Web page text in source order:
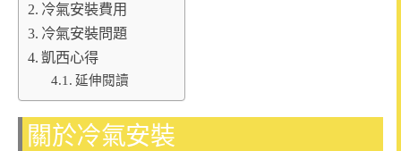
冷氣安裝費用
冷氣安裝問題
凱西心得
延伸閱讀
關於冷氣安裝